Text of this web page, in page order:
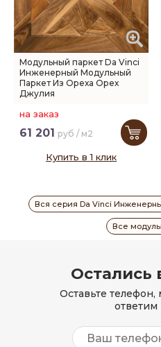
Модульный паркет Da Vinci
Инженерный Модульный
Паркет Из Ореха Орех
Джулия
на заказ
61 201 руб / м2
Купить в 1 клик
Вся серия Da Vinci
Все
Остались
Оставьте
ответим